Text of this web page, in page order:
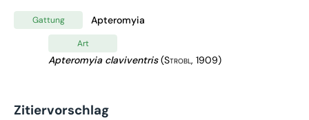
Gattung Apteromyia
Art
Apteromyia claviventris (Strobl, 1909)
Zitiervorschlag